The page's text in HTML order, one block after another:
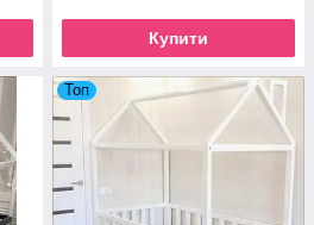
Купити
Топ